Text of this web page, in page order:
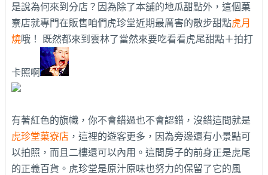
是說為何來到分店？因為除了本舖的地瓜甜點外，這個菓
寮店就專門在販售咱們虎珍堂近期最厲害的散步甜點虎月
燒哦！ 既然都來到雲林了當然來要吃看看虎尾甜點＋拍打
卡照啊
有著紅色的旗幟，你不會錯過也不會認錯，沒錯這間就是
虎珍堂菓寮店，這裡的遊客更多，因為旁邊還有小景點可
以拍照，而且二樓還可以內用。這間房子的前身正是虎尾
的正義百貨。虎珍堂是原汁原味也努力的保留了它的風